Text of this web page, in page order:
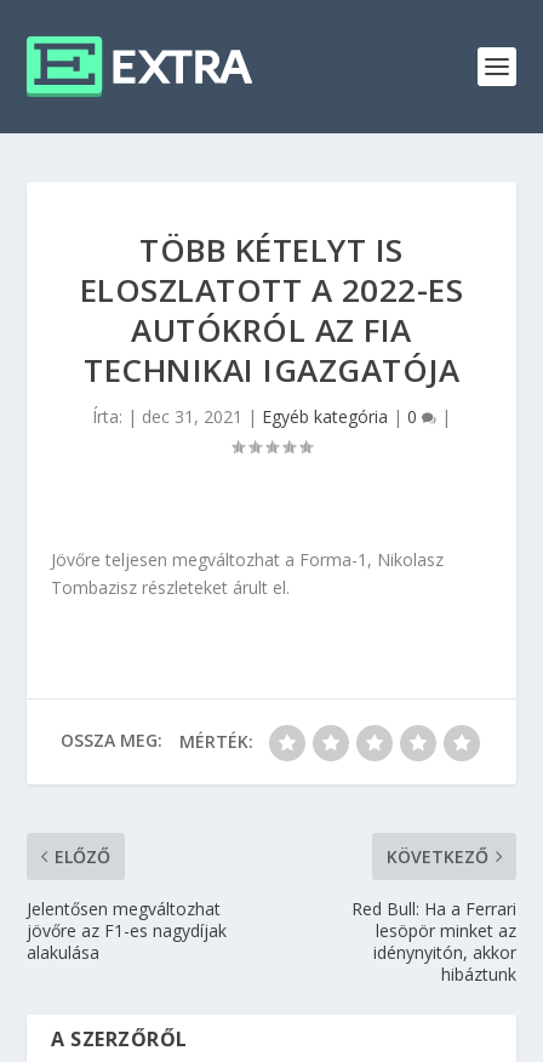
TÖBB KÉTELYT IS
ELOSZLATOTT A 2022-ES
AUTÓKRÓL AZ FIA
TECHNIKAI IGAZGATÓJA
Írta: | dec 31, 2021 | Egyéb kategória | 0 |
Jövőre teljesen megváltozhat a Forma-1, Nikolasz
Tombazisz részleteket árult el.
OSSZA MEG: MÉRTÉK:
ELŐZŐ
Jelentősen megváltozhat
jövőre az F1-es nagydíjak
alakulása
KÖVETKEZŐ
Red Bull: Ha a Ferrari
lesöpör minket az
idénynyitón, akkor
hibáztunk
A SZERZŐRŐL